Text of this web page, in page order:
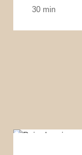
30 min